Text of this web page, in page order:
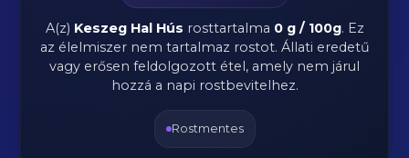
A(z) Keszeg Hal Hús rosttartalma 0 g / 100g. Ez
az élelmiszer nem tartalmaz rostot. Állati eredetű
vagy erősen feldolgozott étel, amely nem járul
hozzá a napi rostbevitelhez.
Rostmentes